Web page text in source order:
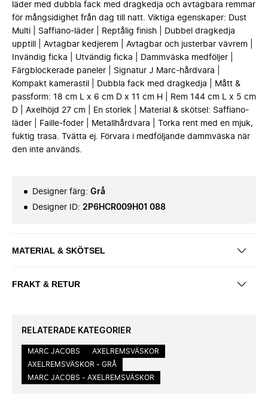
läder med dubbla fack med dragkedja och avtagbara remmar
för mångsidighet från dag till natt. Viktiga egenskaper: Dust
Multi | Saffiano-läder | Reptålig finish | Dubbel dragkedja
upptill | Avtagbar kedjerem | Avtagbar och justerbar vävrem |
Invändig ficka | Utvändig ficka | Dammväska medföljer |
Färgblockerade paneler | Signatur J Marc-hårdvara |
Kompakt kamerastil | Dubbla fack med dragkedja | Mått &
passform: 18 cm L x 6 cm D x 11 cm H | Rem 144 cm L x 5 cm
D | Axelhöjd 27 cm | En storlek | Material & skötsel: Saffiano-
läder | Faille-foder | Metallhårdvara | Torka rent med en mjuk,
fuktig trasa. Tvätta ej. Förvara i medföljande dammväska när
den inte används.
Designer färg: Grå
Designer ID: 2P6HCR009H01 088
MATERIAL & SKÖTSEL
FRAKT & RETUR
RELATERADE KATEGORIER
MARC JACOBS
AXELREMSVÄSKOR
AXELREMSVÄSKOR - GRÅ
MARC JACOBS - AXELREMSVÄSKOR